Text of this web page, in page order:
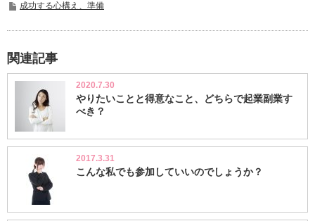
成功する心構え、準備
関連記事
2020.7.30
やりたいことと得意なこと、どちらで起業副業す
べき？
2017.3.31
こんな私でも参加していいのでしょうか？